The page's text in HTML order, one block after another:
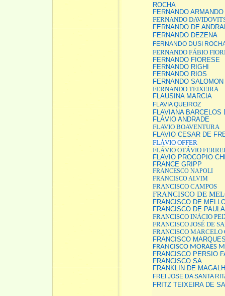
ROCHA
FERNANDO
FERNANDO
FERNANDO DE
FERNANDO DEZENA
FERNANDO DUSI
FERNANDO FÁBIO
FERNANDO FIORESE
FERNANDO RIGHI
FERNANDO RIOS
FERNANDO
FERNANDO TEIXEIRA
FLAUSINA MARCIA
FLAVIA QUEIROZ
FLAVIANA BARCELOS
FLÁVIO ANDRADE
FLAVIO BOAVENTURA
FLAVIO CESAR DE
FLÁVIO OFFER
FLÁVIO OTÁVIO
FLAVIO PROCOPIO
FRANCE GRIPP
FRANCESCO NAPOLI
FRANCISCO ALVIM
FRANCISCO CAMPOS
FRANCISCO DE
FRANCISCO DE
FRANCISCO DE
FRANCISCO INÁCIO
FRANCISCO JOSÉ DE
FRANCISCO
FRANCISCO
FRANCISCO MORAES
FRANCISCO PERSIO
FRANCISCO SA
FRANKLIN DE
FREI JOSE DA SANTA
FRITZ TEIXEIRA DE